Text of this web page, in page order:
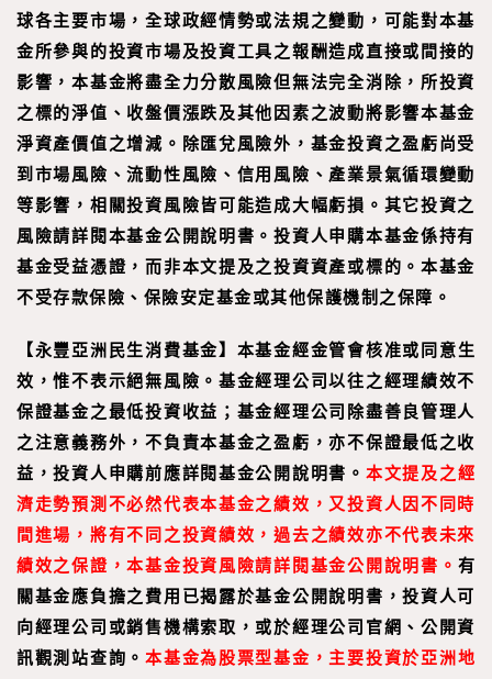
球各主要市場，全球政經情勢或法規之變動，可能對本基
金所參與的投資市場及投資工具之報酬造成直接或間接的
影響，本基金將盡全力分散風險但無法完全消除，所投資
之標的淨值、收盤價漲跌及其他因素之波動將影響本基金
淨資產價值之增減。除匯兌風險外，基金投資之盈虧尚受
到市場風險、流動性風險、信用風險、產業景氣循環變動
等影響，相關投資風險皆可能造成大幅虧損。其它投資之
風險請詳閱本基金公開說明書。投資人申購本基金係持有
基金受益憑證，而非本文提及之投資資產或標的。本基金
不受存款保險、保險安定基金或其他保護機制之保障。
【永豐亞洲民生消費基金】 本基金經金管會核准或同意生
效，惟不表示絕無風險。基金經理公司以往之經理績效不
保證基金之最低投資收益；基金經理公司除盡善良管理人
之注意義務外，不負責本基金之盈虧，亦不保證最低之收
益，投資人申購前應詳閱基金公開說明書。 本文提及之經
濟走勢預測不必然代表本基金之績效，又投資人因不同時
間進場，將有不同之投資績效，過去之績效亦不代表未來
績效之保證，本基金投資風險請詳閱基金公開說明書。 有
關基金應負擔之費用已揭露於基金公開說明書，投資人可
向經理公司或銷售機構索取，或於經理公司官網、公開資
訊觀測站查詢。本基金為股票型基金，主要投資於亞洲地